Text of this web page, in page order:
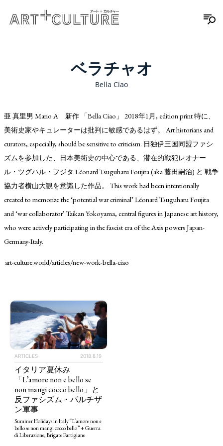
TAGS PEOPLE
ART WORLD CULTURAL ESSAYS
ベラチャオ
Bella Ciao
亜 真里男 Mario A 新作 「Bella Ciao」 2018年1月, edition print 特に、
美術史家やキュレーターは批判に敏感であるはず。 Art historians and
curators, especially, should be sensitive to criticism. 日独伊三国同盟ファシ
ズムを参加した、日本美術史の中心である、潜在的戦犯レオナー
ル・ツグハル・フジタ Léonard Tsuguharu Foujita (aka 藤田嗣治) と 戦争
協力者横山大観を意識した作品。 This work had been intentionally
created to memorize the ‘potential war criminal’ Léonard Tsuguharu Foujita
and ‘war collaborator’ Taikan Yokoyama, central figures in Japanese art history,
who were actively participating in the fascist era of the Axis powers Japan-
Germany-Italy.
art-culture.world/articles/new-work-bella-ciao
ARTICLES 2018.8.19
イタリア夏休み
「L’amore non e bello se
non mangi cocco bello」と
反ファシズム・パルチザ
ン軍事
Summer Holidays in Italy “L’amore non e
bello se non mangi cocco bello” + Guerra
di Liberazione, Brigate Partigiane